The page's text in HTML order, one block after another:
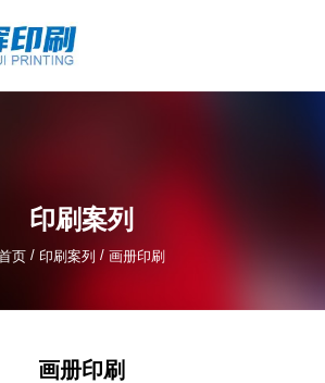
产品中心
印刷案列
页 / 印刷案列 / 画册印刷
画册印刷